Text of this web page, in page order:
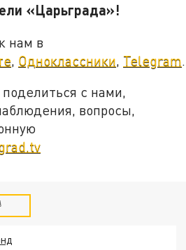
«Царьграда»!
нам в
Одноклассники Telegram
с нами,
вопросы,